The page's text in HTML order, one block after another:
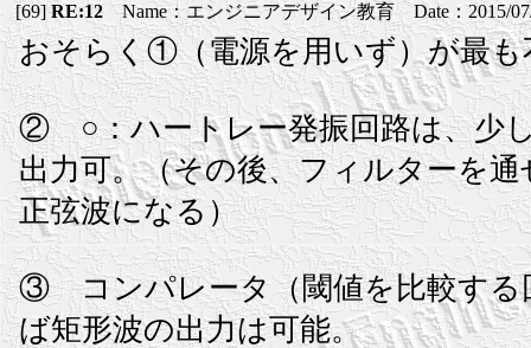
[69]RE:12Name：エンジニアデザイン教育 Date：2015/07/
おそらく①（電源を用いず）が最も
② ○：ハートレー発振回路は、少
出力可。（その後、フィルターを
正弦波になる）
③ コンパレータ（閾値を比較する
ば矩形波の出力は可能。